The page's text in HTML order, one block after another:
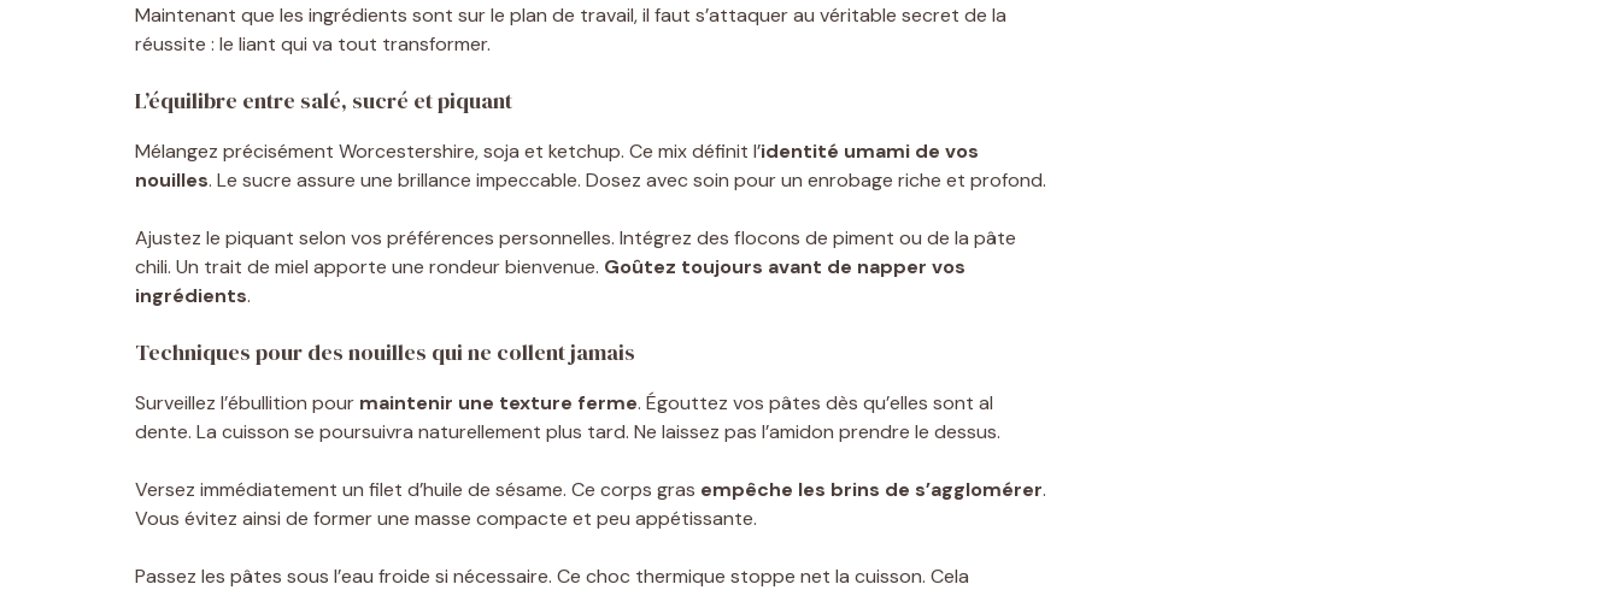
Maintenant que les ingrédients sont sur le plan de travail, il faut s’attaquer au véritable secret de la
réussite : le liant qui va tout transformer.
L’équilibre entre salé, sucré et piquant
Mélangez précisément Worcestershire, soja et ketchup. Ce mix définit l’identité umami de vos
nouilles. Le sucre assure une brillance impeccable. Dosez avec soin pour un enrobage riche et profond.
Ajustez le piquant selon vos préférences personnelles. Intégrez des flocons de piment ou de la pâte
chili. Un trait de miel apporte une rondeur bienvenue. Goûtez toujours avant de napper vos
ingrédients.
Techniques pour des nouilles qui ne collent jamais
Surveillez l’ébullition pour maintenir une texture ferme. Égouttez vos pâtes dès qu’elles sont al
dente. La cuisson se poursuivra naturellement plus tard. Ne laissez pas l’amidon prendre le dessus.
Versez immédiatement un filet d’huile de sésame. Ce corps gras empêche les brins de s’agglomérer.
Vous évitez ainsi de former une masse compacte et peu appétissante.
Passez les pâtes sous l’eau froide si nécessaire. Ce choc thermique stoppe net la cuisson. Cela